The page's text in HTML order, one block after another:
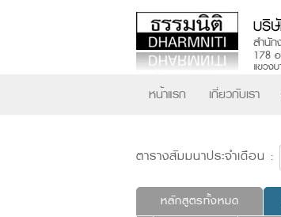
หน้าแรก เกี่ยวกับเรา
ตารางสัมมนาประจำเดือน :
หลักสูตรทั้งหมด